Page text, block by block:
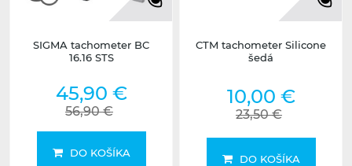
SIGMA tachometer BC
16.16 STS
45,90 €
56,90 €
DO KOŠÍKA
CTM tachometer Silicone
šedá
10,00 €
23,50 €
DO KOŠÍKA